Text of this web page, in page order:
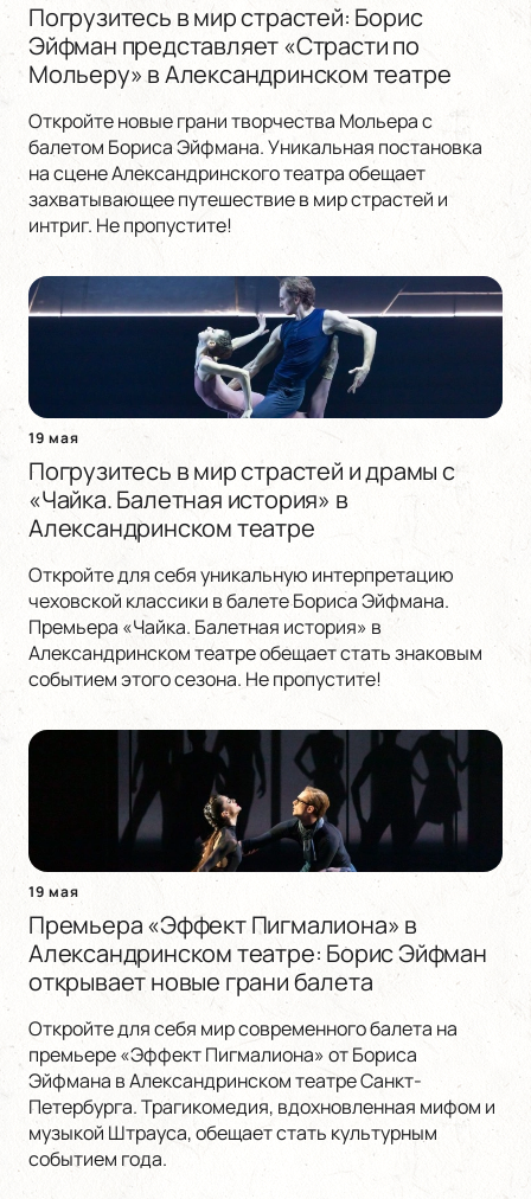
Погрузитесь в мир страстей: Борис
Эйфман представляет «Страсти по
Мольеру» в Александринском театре
Откройте новые грани творчества Мольера с
балетом Бориса Эйфмана. Уникальная постановка
на сцене Александринского театра обещает
захватывающее путешествие в мир страстей и
интриг. Не пропустите!
19 мая
Погрузитесь в мир страстей и драмы с
«Чайка. Балетная история» в
Александринском театре
Откройте для себя уникальную интерпретацию
чеховской классики в балете Бориса Эйфмана.
Премьера «Чайка. Балетная история» в
Александринском театре обещает стать знаковым
событием этого сезона. Не пропустите!
19 мая
Премьера «Эффект Пигмалиона» в
Александринском театре: Борис Эйфман
открывает новые грани балета
Откройте для себя мир современного балета на
премьере «Эффект Пигмалиона» от Бориса
Эйфмана в Александринском театре Санкт-
Петербурга. Трагикомедия, вдохновленная мифом и
музыкой Штрауса, обещает стать культурным
событием года.